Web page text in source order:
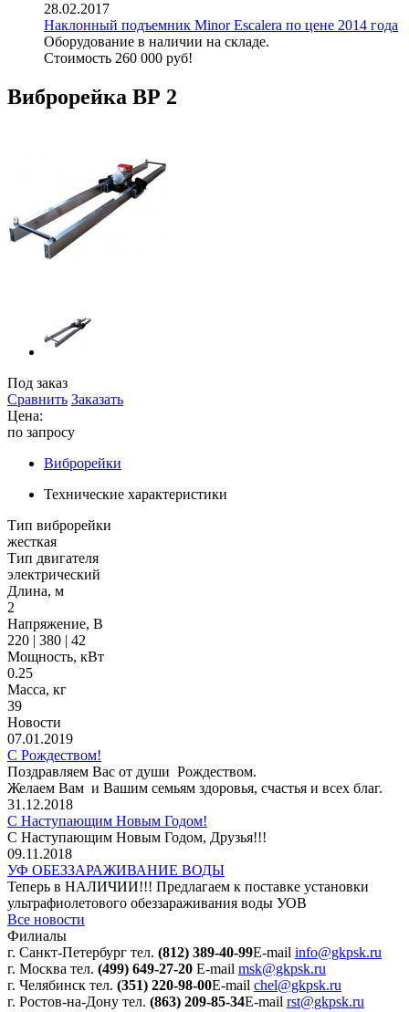
28.02.2017
Наклонный подъемник Minor Escalera по цене 2014 года
Оборудование в наличии на складе.
Стоимость 260 000 руб!
Виброрейка ВР 2
Под заказ
Сравнить Заказать
Цена:
по запросу
Виброрейки
Технические характеристики
Тип виброрейки
жесткая
Тип двигателя
электрический
Длина, м
2
Напряжение, В
220 | 380 | 42
Мощность, кВт
0.25
Масса, кг
39
Новости
07.01.2019
С Рождеством!
Поздравляем Вас от души Рождеством.
Желаем Вам и Вашим семьям здоровья, счастья и всех благ.
31.12.2018
С Наступающим Новым Годом!
С Наступающим Новым Годом, Друзья!!!
09.11.2018
УФ ОБЕЗЗАРАЖИВАНИЕ ВОДЫ
Теперь в НАЛИЧИИ!!! Предлагаем к поставке установки
ультрафиолетового обеззараживания воды УОВ
Все новости
Филиалы
г. Санкт-Петербург тел. (812) 389-40-99E-mail info@gkpsk.ru
г. Москва тел. (499) 649-27-20 E-mail msk@gkpsk.ru
г. Челябинск тел. (351) 220-98-00E-mail chel@gkpsk.ru
г. Ростов-на-Дону тел. (863) 209-85-34E-mail rst@gkpsk.ru